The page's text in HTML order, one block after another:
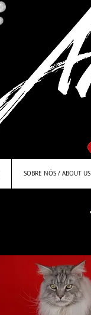
"Duke"
SOBRE NÓS / ABOUT US